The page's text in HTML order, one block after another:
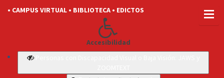
• CAMPUS VIRTUAL • BIBLIOTECA • EDICTOS
Accesibilidad